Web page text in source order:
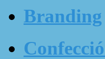
Branding